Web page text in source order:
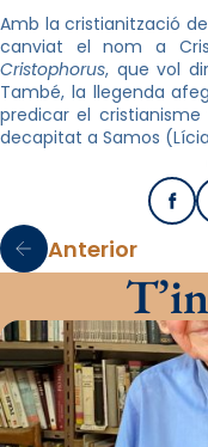
Amb la cristianització
canviat el nom a
Cristophorus, que vol
També, la llegenda
predicar el
decapitat a Samos
Anterior